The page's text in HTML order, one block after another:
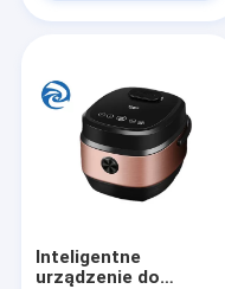
Inteligentne
urządzenie do